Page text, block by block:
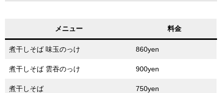
メニュー 料金
煮干しそば 味玉のっけ 860yen
煮干しそば 雲吞のっけ 900yen
煮干しそば 750yen